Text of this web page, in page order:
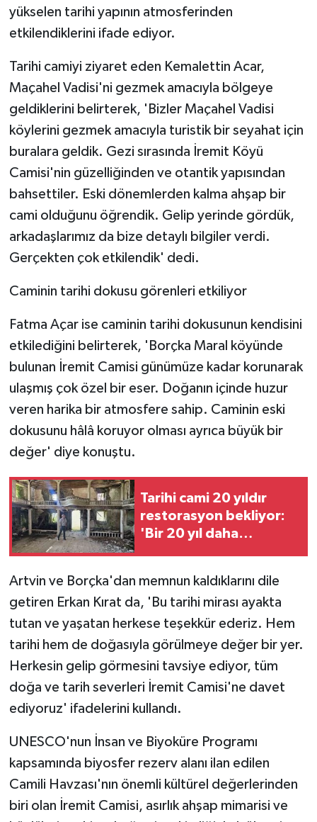
yükselen tarihi yapının atmosferinden
etkilendiklerini ifade ediyor.
Tarihi camiyi ziyaret eden Kemalettin Acar,
Maçahel Vadisi'ni gezmek amacıyla bölgeye
geldiklerini belirterek, 'Bizler Maçahel Vadisi
köylerini gezmek amacıyla turistik bir seyahat için
buralara geldik. Gezi sırasında İremit Köyü
Camisi'nin güzelliğinden ve otantik yapısından
bahsettiler. Eski dönemlerden kalma ahşap bir
cami olduğunu öğrendik. Gelip yerinde gördük,
arkadaşlarımız da bize detaylı bilgiler verdi.
Gerçekten çok etkilendik' dedi.
Caminin tarihi dokusu görenleri etkiliyor
Fatma Açar ise caminin tarihi dokusunun kendisini
etkilediğini belirterek, 'Borçka Maral köyünde
bulunan İremit Camisi günümüze kadar korunarak
ulaşmış çok özel bir eser. Doğanın içinde huzur
veren harika bir atmosfere sahip. Caminin eski
dokusunu hâlâ koruyor olması ayrıca büyük bir
değer' diye konuştu.
Tarihi cami 20 yıldır
restorasyon bekliyor:
'Bir 20 yıl daha
Artvin ve Borçka'dan memnun kaldıklarını dile
getiren Erkan Kırat da, 'Bu tarihi mirası ayakta
tutan ve yaşatan herkese teşekkür ederiz. Hem
tarihi hem de doğasıyla görülmeye değer bir yer.
Herkesin gelip görmesini tavsiye ediyor, tüm
doğa ve tarih severleri İremit Camisi'ne davet
ediyoruz' ifadelerini kullandı.
UNESCO'nun İnsan ve Biyoküre Programı
kapsamında biyosfer rezerv alanı ilan edilen
Camili Havzası'nın önemli kültürel değerlerinden
biri olan İremit Camisi, asırlık ahşap mimarisi ve